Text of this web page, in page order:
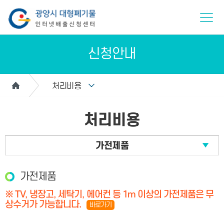
신청안내
처리비용
처리비용
가전제품
가전제품
※ TV, 냉장고, 세탁기, 에어컨 등 1m 이상의 가전제품은 무
상수거가 가능합니다.
바로가기